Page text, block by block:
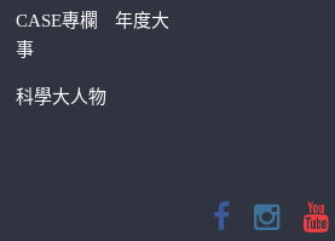
CASE專欄
年度大
事
科學大人物